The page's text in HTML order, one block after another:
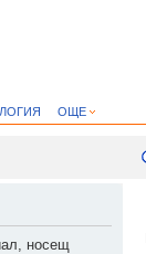
ОЩЕ
носещ